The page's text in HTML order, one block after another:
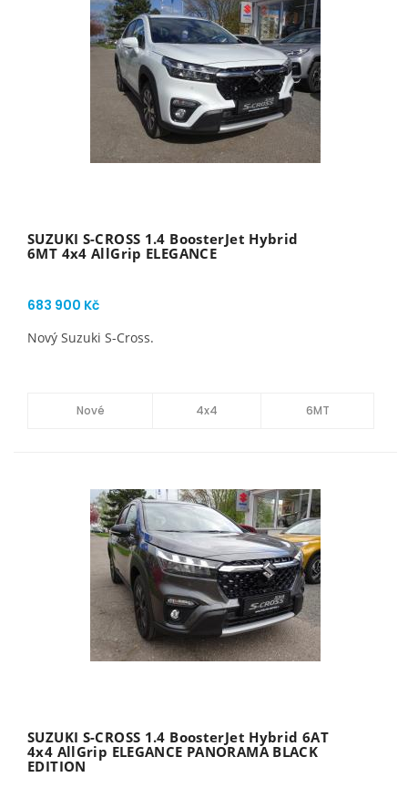
SUZUKI S-CROSS 1.4 BoosterJet Hybrid
6MT 4x4 AllGrip ELEGANCE
683 900 Kč
Nový Suzuki S-Cross.
Nové 4x4 6MT
SUZUKI S-CROSS 1.4 BoosterJet Hybrid 6AT
4x4 AllGrip ELEGANCE PANORAMA BLACK
EDITION